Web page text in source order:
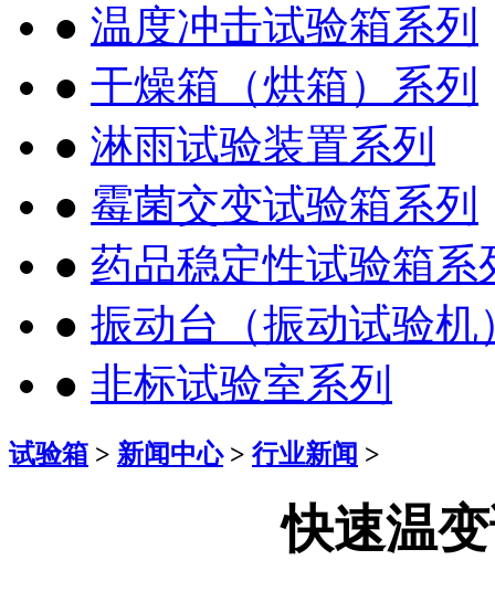
● 温度冲击试验箱系列
● 干燥箱（烘箱）系列
● 淋雨试验装置系列
● 霉菌交变试验箱系列
● 药品稳定性试验箱系
● 振动台（振动试验机
● 非标试验室系列
试验箱 > 新闻中心> 行业新闻 >
快速温